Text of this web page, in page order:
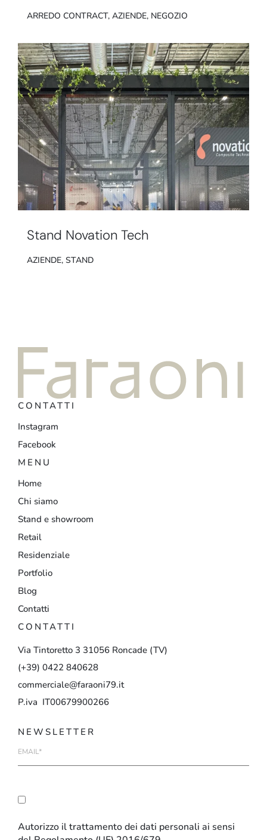
ARREDO CONTRACT, AZIENDE, NEGOZIO
Stand Novation Tech
AZIENDE, STAND
CONTATTI
Instagram
Facebook
MENU
Home
Chi siamo
Stand e showroom
Retail
Residenziale
Portfolio
Blog
Contatti
CONTATTI
Via Tintoretto 3 31056 Roncade (TV)
(+39) 0422 840628
commerciale@faraoni79.it
P.iva IT00679900266
NEWSLETTER
mail
Autorizzo il trattamento dei dati personali ai sensi